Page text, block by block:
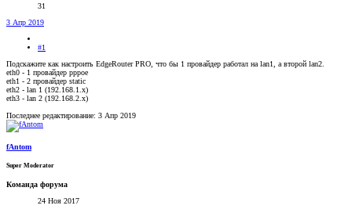
31
3 Апр 2019
#1
Подскажите как настроить EdgeRouter PRO, что бы 1 провайдер работал на lan1, а второй lan2.
eth0 - 1 провайдер pppoe
eth1 - 2 провайдер static
eth2 - lan 1 (192.168.1.x)
eth3 - lan 2 (192.168.2.x)
Последнее редактирование: 3 Апр 2019
fAntom
Super Moderator
Команда форума
24 Ноя 2017